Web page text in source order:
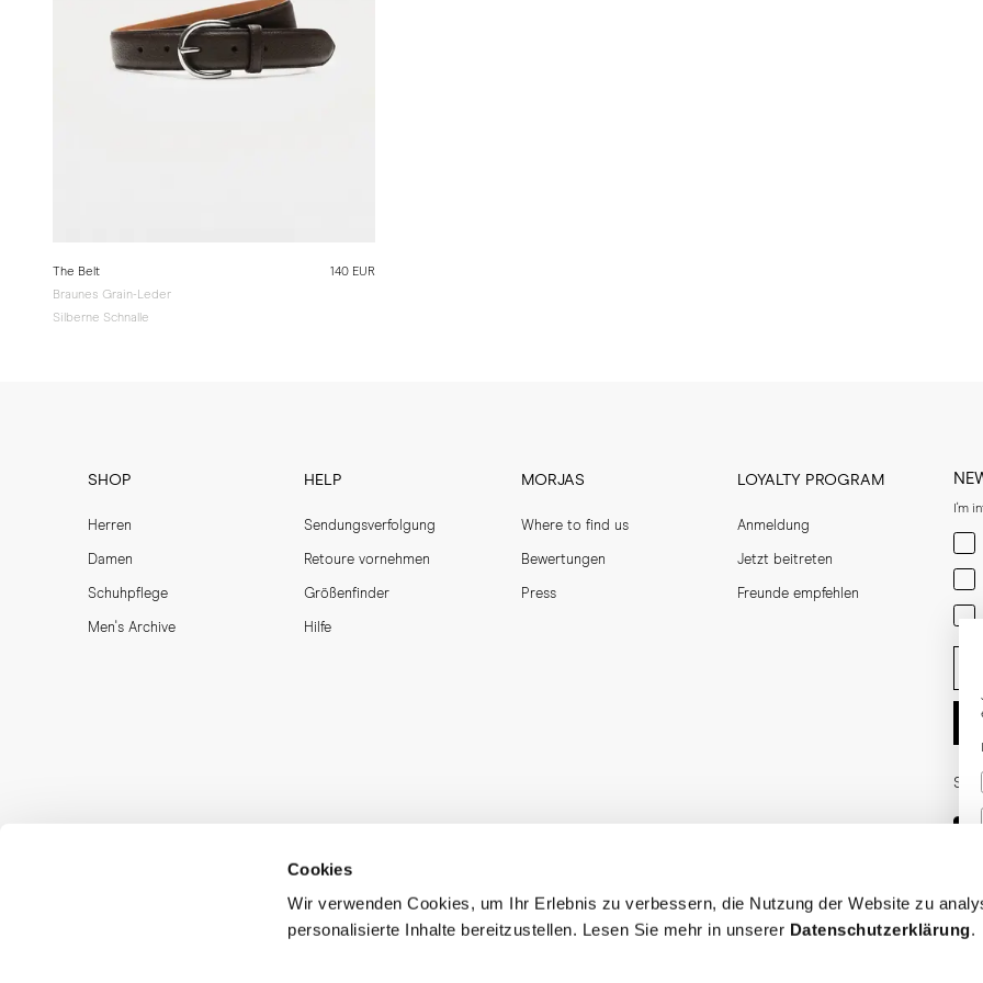
Cookies
Wir verwenden Cookies, um Ihr Erlebnis zu verbessern, die Nutzung der Website zu
personalisierte Inhalte bereitzustellen. Lesen Sie mehr in unserer Datenschutzerklärung.
The Belt
Braunes Grain-Leder
Silberne Schnalle
140 EUR
SHOP
Herren
Damen
Schuhpflege
Men's Archive
HELP
Sendungsverfolgung
Retoure vornehmen
Größenfinder
Hilfe
MORJAS
Where to find us
Bewertungen
Press
LOYALTY PROGRAM
Anmeldung
Jetzt beitreten
Freunde empfehlen
I'm